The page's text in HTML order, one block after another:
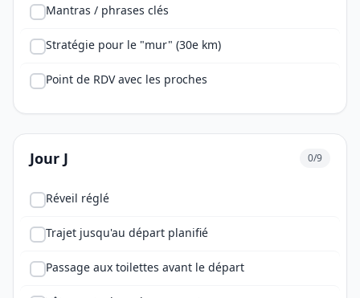
Mantras / phrases clés
Stratégie pour le "mur" (30e km)
Point de RDV avec les proches
Jour J 0/9
Réveil réglé
Trajet jusqu'au départ planifié
Passage aux toilettes avant le départ